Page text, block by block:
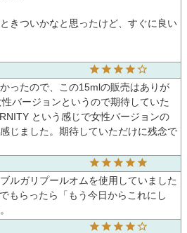
きついかなと思ったけど、すぐに良い
ったので、この15mlの販売はありが
バージョンというので期待していた
という感じで女性バージョンの
じました。期待していただけに残念で
ルガリプールオムを使用していました
もらったら「もう今日からこれにし